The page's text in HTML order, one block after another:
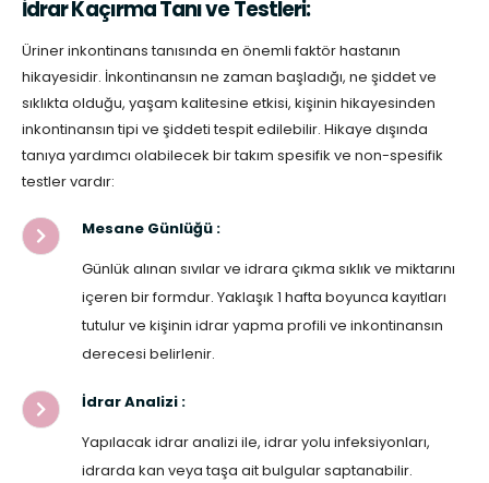
İdrar Kaçırma Tanı ve Testleri:
Üriner inkontinans tanısında en önemli faktör hastanın
hikayesidir. İnkontinansın ne zaman başladığı, ne şiddet ve
sıklıkta olduğu, yaşam kalitesine etkisi, kişinin hikayesinden
inkontinansın tipi ve şiddeti tespit edilebilir. Hikaye dışında
tanıya yardımcı olabilecek bir takım spesifik ve non-spesifik
testler vardır:
Mesane Günlüğü :
Günlük alınan sıvılar ve idrara çıkma sıklık ve miktarını
içeren bir formdur. Yaklaşık 1 hafta boyunca kayıtları
tutulur ve kişinin idrar yapma profili ve inkontinansın
derecesi belirlenir.
İdrar Analizi :
Yapılacak idrar analizi ile, idrar yolu infeksiyonları,
idrarda kan veya taşa ait bulgular saptanabilir.